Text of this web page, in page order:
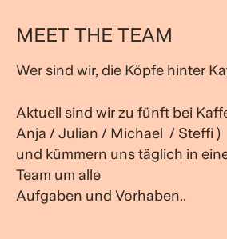
MEET THE TEAM
Wer sind wir, die Köpfe hinter
Aktuell sind wir zu fünft bei
Anja / Julian / Michael / Steffi )
und kümmern uns täglich in
Team um alle
Aufgaben und Vorhaben..